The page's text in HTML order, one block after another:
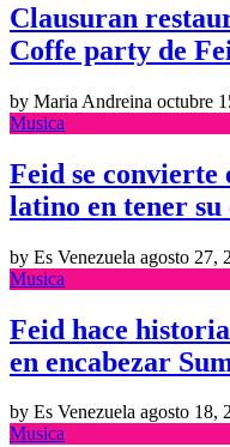
Clausuran
Coffe party de
by Maria Andreina octubre
Musica
Feid se
latino en tener
by Es Venezuela agosto 27,
Musica
Feid hace
en encabezar
by Es Venezuela agosto 18,
Musica